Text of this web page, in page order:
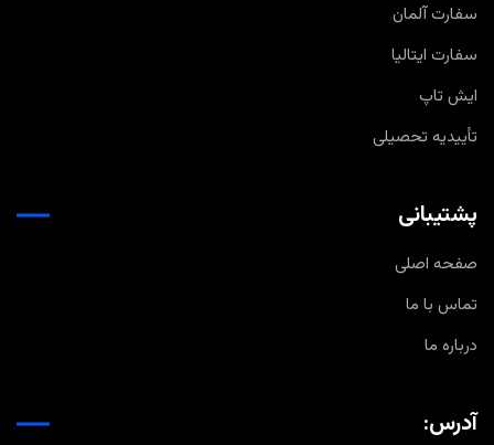
سفارت آلمان
سفارت ایتالیا
ایش تاپ
تأییدیه تحصیلی
پشتیبانی
صفحه اصلی
تماس با ما
درباره ما
آدرس: